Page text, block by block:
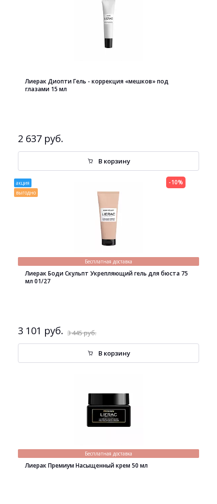
Лиерак Диопти Гель - коррекция «мешков» под
глазами 15 мл
2 637 руб.
В корзину
акция
выгодно
Бесплатная доставка
Лиерак Боди Скульпт Укрепляющий гель для бюста 75
мл 01/27
3 101 руб. 3 445 руб.
-10%
В корзину
Бесплатная доставка
Лиерак Премиум Насыщенный крем 50 мл